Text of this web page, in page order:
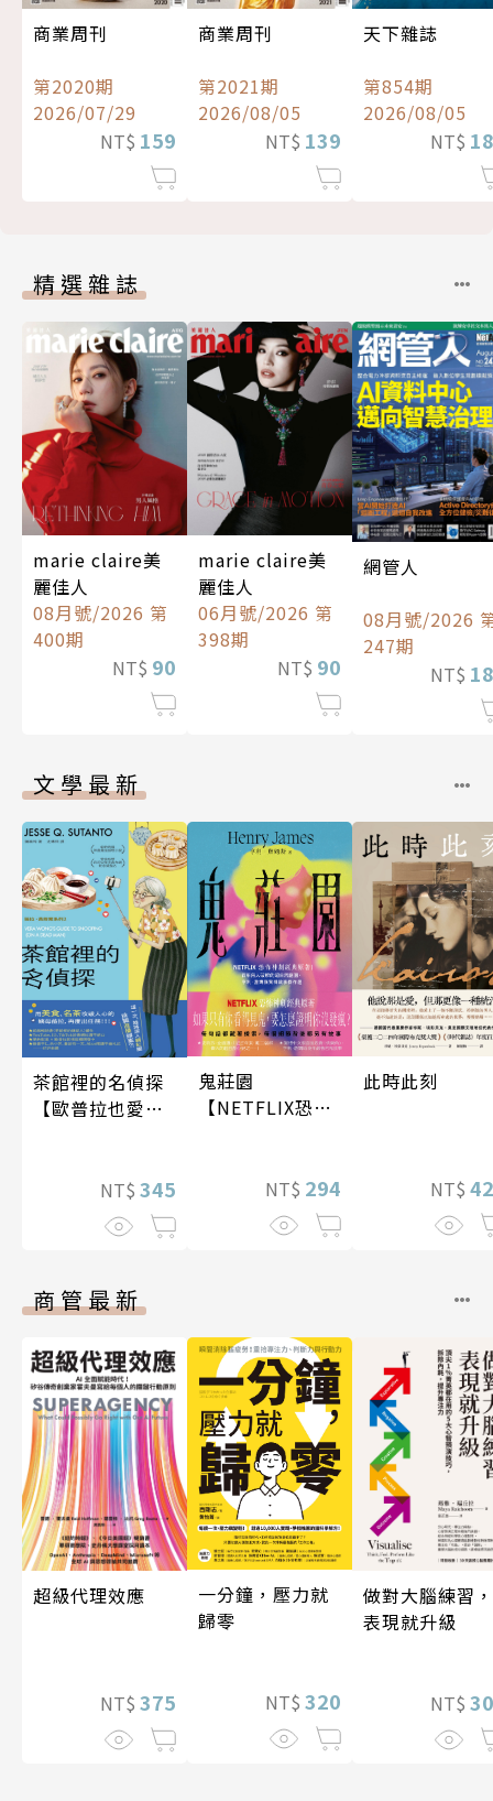
商業周刊
第2020期
2026/07/29
NT$ 159
商業周刊
第2021期
2026/08/05
NT$ 139
天下雜誌
第854期
2026/08/05
NT$
精選雜誌
marie claire美
麗佳人
08月號/2026 第
400期
NT$ 90
marie claire美
麗佳人
06月號/2026 第
398期
NT$ 90
網管人
08月號/2026
247期
NT$
文學最新
茶館裡的名偵探
【歐普拉也愛！
《茶館裡的嫌疑
人》續作】
NT$ 345
鬼莊園
【NETFLIX恐怖
NT$ 294
此時此刻
NT$
商管最新
超級代理效應
NT$ 375
一分鐘，壓力就
歸零
NT$ 320
做對大腦練習，
表現就升級
NT$